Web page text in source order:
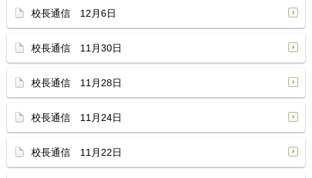
校長通信 12月6日
校長通信 11月30日
校長通信 11月28日
校長通信 11月24日
校長通信 11月22日